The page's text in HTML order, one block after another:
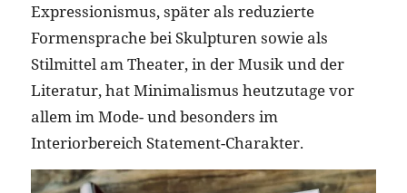
Expressionismus, später als reduzierte
Formensprache bei Skulpturen sowie als
Stilmittel am Theater, in der Musik und der
Literatur, hat Minimalismus heutzutage vor
allem im Mode- und besonders im
Interiorbereich Statement-Charakter.